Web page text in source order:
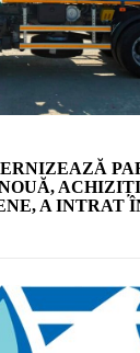
A INTRAT